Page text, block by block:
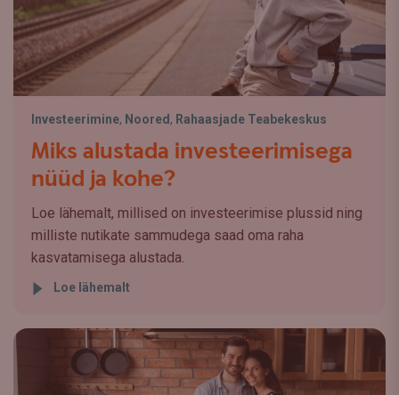
Investeerimine, Noored , Rahaasjade Teabekeskus
Miks alustada investeerimisega
nüüd ja kohe?
Loe lähemalt, millised on investeerimise plussid ning
milliste nutikate sammudega saad oma raha
kasvatamisega alustada.
Loe lähemalt